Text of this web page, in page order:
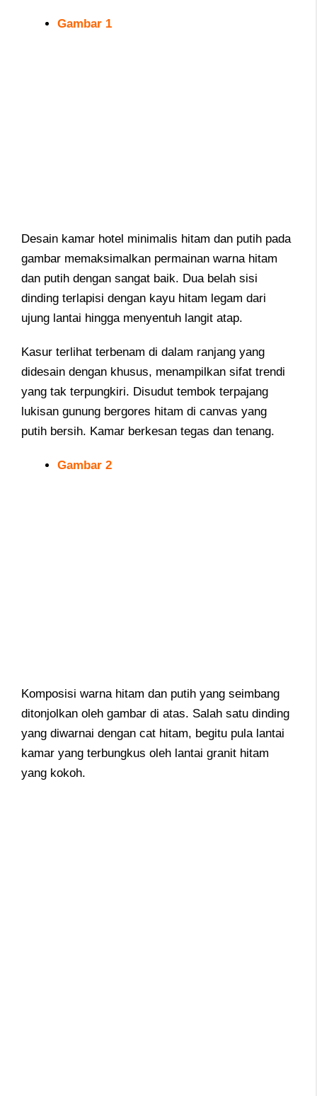
Gambar 1
Desain kamar hotel minimalis hitam dan putih pada
gambar memaksimalkan permainan warna hitam
dan putih dengan sangat baik. Dua belah sisi
dinding terlapisi dengan kayu hitam legam dari
ujung lantai hingga menyentuh langit atap.
Kasur terlihat terbenam di dalam ranjang yang
didesain dengan khusus, menampilkan sifat trendi
yang tak terpungkiri. Disudut tembok terpajang
lukisan gunung bergores hitam di canvas yang
putih bersih. Kamar berkesan tegas dan tenang.
Gambar 2
Komposisi warna hitam dan putih yang seimbang
ditonjolkan oleh gambar di atas. Salah satu dinding
yang diwarnai dengan cat hitam, begitu pula lantai
kamar yang terbungkus oleh lantai granit hitam
yang kokoh.